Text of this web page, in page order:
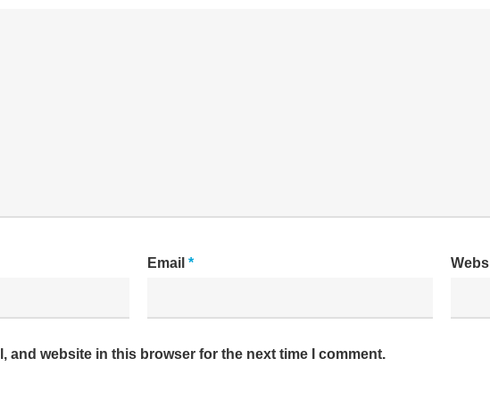
Email *
and website in this browser for the next time I comment.